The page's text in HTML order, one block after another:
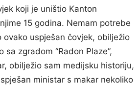
koji je uništio Kanton
15 godina. Nemam potrebe
ovako uspješan čovjek, obilježio
sa zgradom “Radon Plaze”,
obilježio sam medijsku historiju,
ministar s makar nekoliko